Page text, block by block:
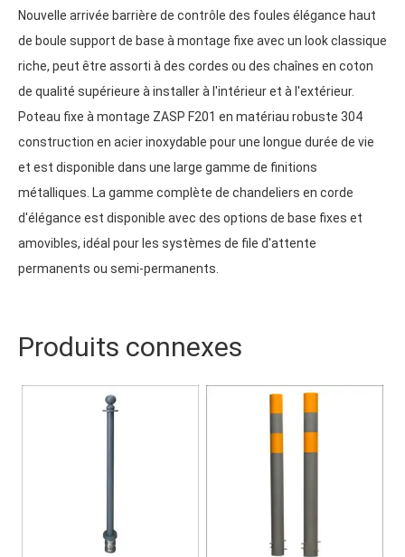
Nouvelle arrivée barrière de contrôle des foules élégance haut
de boule support de base à montage fixe avec un look classique
riche, peut être assorti à des cordes ou des chaînes en coton
de qualité supérieure à installer à l'intérieur et à l'extérieur.
Poteau fixe à montage ZASP F201 en matériau robuste 304
construction en acier inoxydable pour une longue durée de vie
et est disponible dans une large gamme de finitions
métalliques. La gamme complète de chandeliers en corde
d'élégance est disponible avec des options de base fixes et
amovibles, idéal pour les systèmes de file d'attente
permanents ou semi-permanents.
Produits connexes